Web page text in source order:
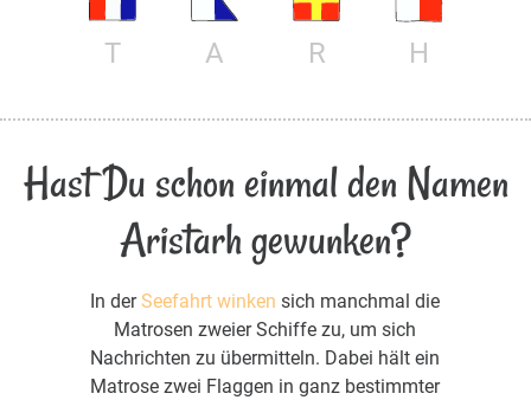
T A R H
Hast Du schon einmal den Namen
Aristarh gewunken?
In derSeefahrt winken sich manchmal die
Matrosen zweier Schiffe zu, um sich
Nachrichten zu übermitteln. Dabei hält ein
Matrose zwei Flaggen in ganz bestimmter